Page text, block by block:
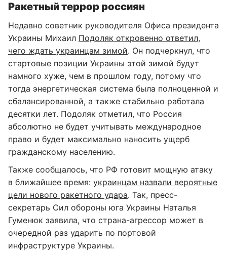
Ракетный террор россиян
Недавно советник руководителя Офиса президента
Украины Михаил Подоляк откровенно ответил,
чего ждать украинцам зимой. Он подчеркнул, что
стартовые позиции Украины этой зимой будут
намного хуже, чем в прошлом году, потому что
тогда энергетическая система была полноценной и
сбалансированной, а также стабильно работала
десятки лет. Подоляк отметил, что Россия
абсолютно не будет учитывать международное
право и будет максимально наносить ущерб
гражданскому населению.
Также сообщалось, что РФ готовит мощную атаку
в ближайшее время: украинцам назвали вероятные
цели нового ракетного удара. Так, пресс-
секретарь Сил обороны юга Украины Наталья
Гуменюк заявила, что страна-агрессор может в
очередной раз ударить по портовой
инфраструктуре Украины.